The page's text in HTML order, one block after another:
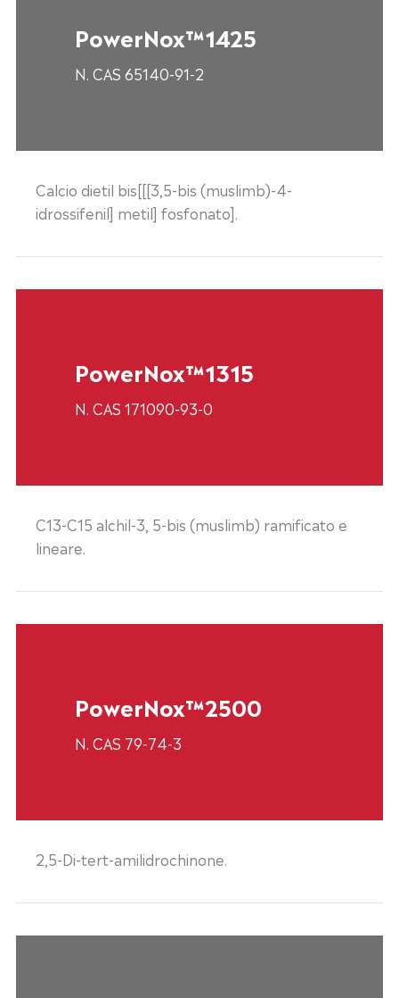
PowerNox™1425
N. CAS 65140-91-2
Calcio dietil bis[[[3,5-bis (muslimb)-4-
idrossifenil] metil] fosfonato].
PowerNox™1315
N. CAS 171090-93-0
C13-C15 alchil-3, 5-bis (muslimb) ramificato e
lineare.
PowerNox™2500
N. CAS 79-74-3
2,5-Di-tert-amilidrochinone.